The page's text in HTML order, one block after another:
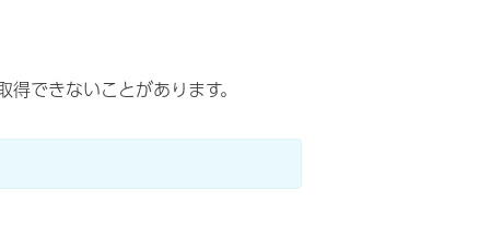
できないことがあります。